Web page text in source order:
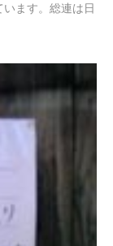
ます。総連は日